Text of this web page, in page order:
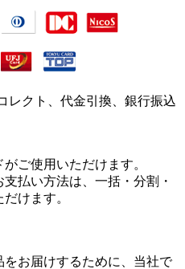
レクト、代金引換、銀行振込
ご使用いただけます。
払い方法は、一括・分割・
けます。
お届けするために、当社で